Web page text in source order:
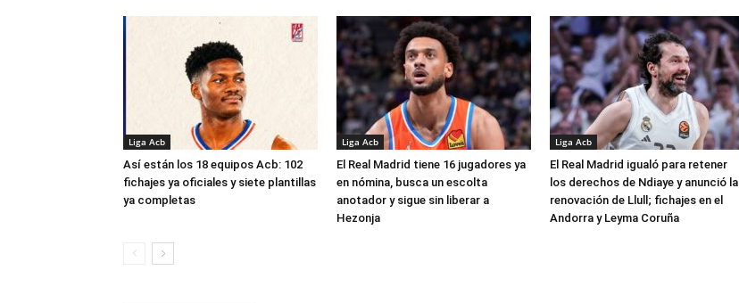
Liga Acb
Así están los 18 equipos Acb: 102
fichajes ya oficiales y siete plantillas
ya completas
Liga Acb
El Real Madrid tiene 16 jugadores ya
en nómina, busca un escolta
anotador y sigue sin liberar a
Hezonja
Liga Acb
El Real Madrid igualó para retener
los derechos de Ndiaye y anunció la
renovación de Llull; fichajes en el
Andorra y Leyma Coruña